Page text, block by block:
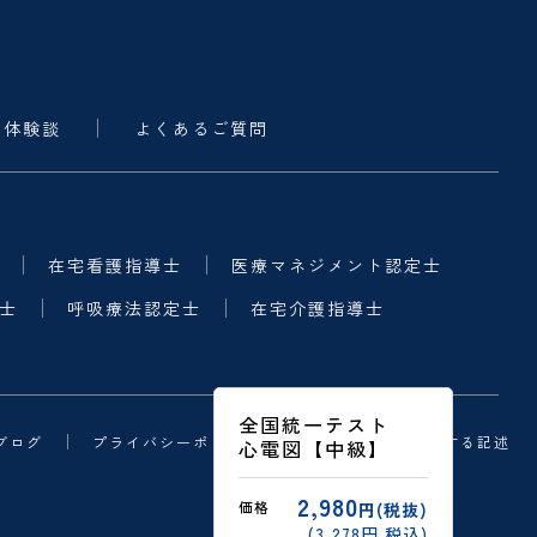
全国統一テスト
心電図【中級】
価格 2,980円(税抜)
験談 よくあるご質問
在宅看護指導士
医療マネジメント認定士
呼吸療法認定士 在宅介護指導士
ログ プライバシーポリシー 特定商取引法に関する記述